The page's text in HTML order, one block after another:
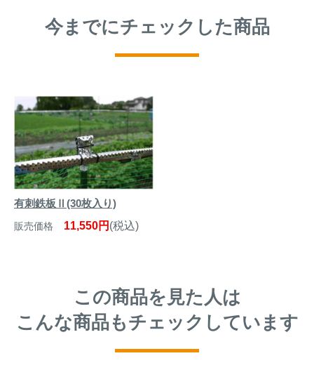
今までにチェックした商品
有刺鉄板Ⅱ(30枚入り)
販売価格 11,550円 (税込)
この商品を見た人は
こんな商品もチェックしています